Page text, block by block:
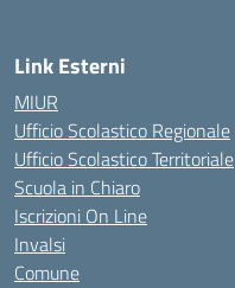
Link Esterni
MIUR
Ufficio Scolastico Regionale
Ufficio Scolastico Territoriale
Scuola in Chiaro
Iscrizioni On Line
Invalsi
Comune